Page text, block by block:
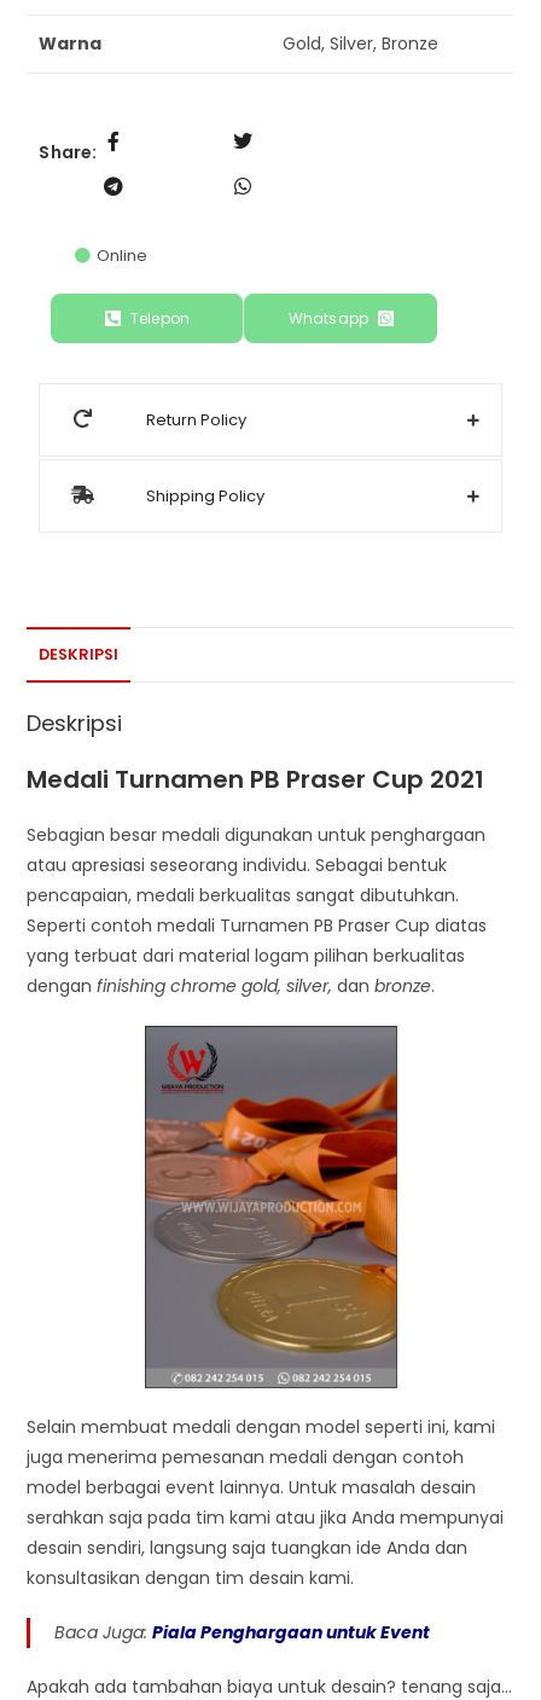
Warna Gold, Silver, Bronze
Share:
Online
Telepon Whatsapp
Return Policy
Shipping Policy
DESKRIPSI
Deskripsi
Medali Turnamen PB Praser Cup 2021
Sebagian besar medali digunakan untuk penghargaan
atau apresiasi seseorang individu. Sebagai bentuk
pencapaian, medali berkualitas sangat dibutuhkan.
Seperti contoh medali Turnamen PB Praser Cup diatas
yang terbuat dari material logam pilihan berkualitas
denganfinishing chrome gold, silver,dan bronze.
Selain membuat medali dengan model seperti ini, kami
juga menerima pemesanan medali dengan contoh
model berbagai event lainnya. Untuk masalah desain
serahkan saja pada tim kami atau jika Anda mempunyai
desain sendiri, langsung saja tuangkan ide Anda dan
konsultasikan dengan tim desain kami.
Baca Juga:Piala Penghargaan untuk Event
Apakah ada tambahan biaya untuk desain? tenang saja…